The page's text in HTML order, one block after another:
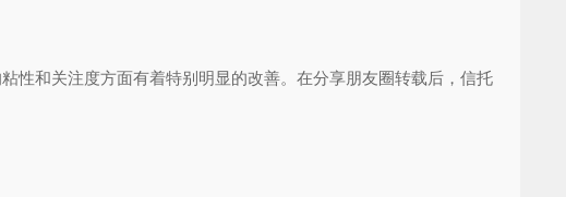
和关注度方面有着特别明显的改善。在分享朋友圈转载后，信托